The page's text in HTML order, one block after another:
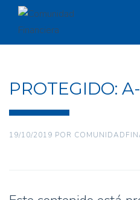
PROTEGIDO:
19/10/2019 POR